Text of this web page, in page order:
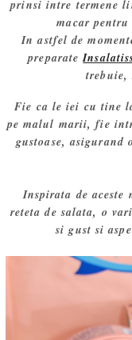
prinsi intre termene
macar
In astfel de
preparate
trebuie,
Fie ca le iei cu tine
pe malul marii, fie
gustoase,
Inspirata de aceste
reteta de salata, o
si gust si